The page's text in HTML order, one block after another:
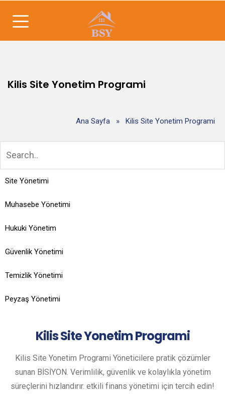
Kilis Site Yonetim Programi
Ana Sayfa » Kilis Site Yonetim Programi
Site Yönetimi
Muhasebe Yönetimi
Hukuki Yönetim
Güvenlik Yönetimi
Temizlik Yönetimi
Peyzaş Yönetimi
KilisSite Yonetim Programi
Kilis Site Yonetim Programi Yöneticilere pratik çözümler
sunan BİSİYON. Verimlilik, güvenlik ve kolaylıkla yönetim
süreçlerini hızlandırır. etkili finans yönetimi için tercih edin!